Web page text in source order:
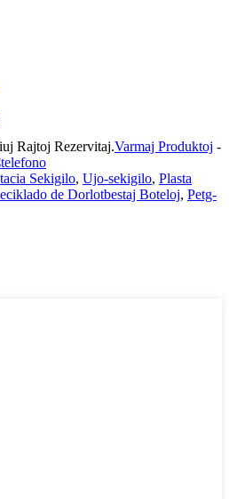
Rajtoj Rezervitaj.Varmaj Produktoj -
Sekigilo, Ujo-sekigilo, Plasta
de Dorlotbestaj Boteloj, Petg-